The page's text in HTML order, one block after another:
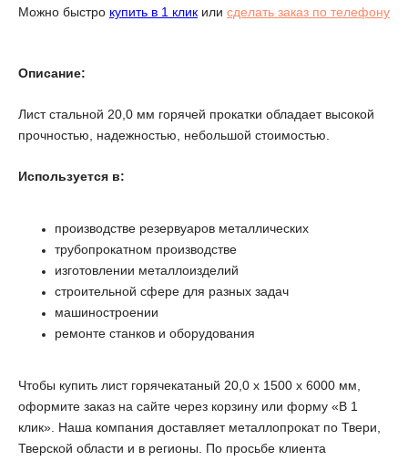
Можно быстро купить в 1 клик или сделать заказ по телефону
Описание:
Лист стальной 20,0 мм горячей прокатки обладает высокой
прочностью, надежностью, небольшой стоимостью.
Используется в:
производстве резервуаров металлических
трубопрокатном производстве
изготовлении металлоизделий
строительной сфере для разных задач
машиностроении
ремонте станков и оборудования
Чтобы купить лист горячекатаный 20,0 х 1500 х 6000 мм,
оформите заказ на сайте через корзину или форму «В 1
клик». Наша компания доставляет металлопрокат по Твери,
Тверской области и в регионы. По просьбе клиента